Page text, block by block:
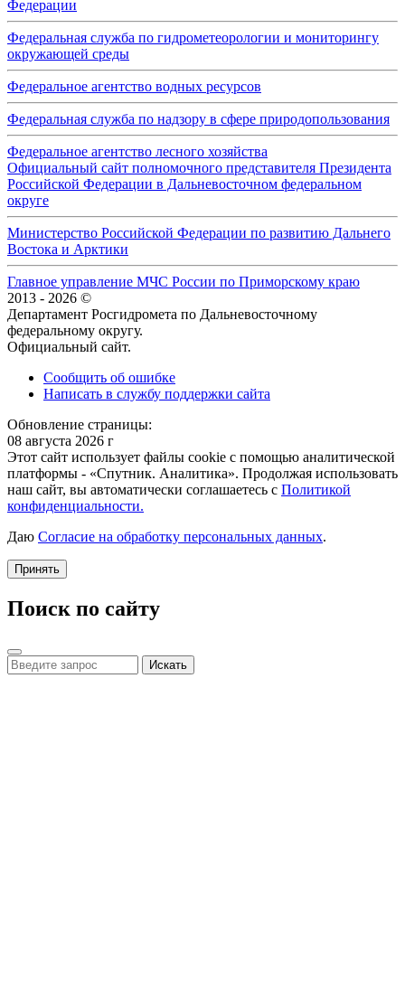
Федерации
Федеральная служба по гидрометеорологии и мониторингу
окружающей среды
Федеральное агентство водных ресурсов
Федеральная служба по надзору в сфере природопользования
Федеральное агентство лесного хозяйства
Официальный сайт полномочного представителя Президента
Российской Федерации в Дальневосточном федеральном
округе
Министерство Российской Федерации по развитию Дальнего
Востока и Арктики
Главное управление МЧС России по Приморскому краю
2013 - 2026 ©
Департамент Росгидромета по Дальневосточному
федеральному округу.
Официальный сайт.
Сообщить об ошибке
Написать в службу поддержки сайта
Обновление страницы:
08 августа 2026 г
Этот сайт использует файлы cookie с помощью аналитической
платформы - «Спутник. Аналитика». Продолжая использовать
наш сайт, вы автоматически соглашаетесь с Политикой
конфиденциальности.
Даю Согласие на обработку персональных данных.
Принять
Поиск по сайту